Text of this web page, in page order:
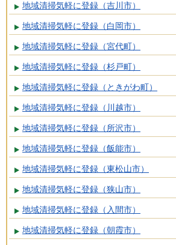
地域清掃気軽に登録（吉川市）
地域清掃気軽に登録（白岡市）
地域清掃気軽に登録（宮代町）
地域清掃気軽に登録（杉戸町）
地域清掃気軽に登録（ときがわ町）
地域清掃気軽に登録（川越市）
地域清掃気軽に登録（所沢市）
地域清掃気軽に登録（飯能市）
地域清掃気軽に登録（東松山市）
地域清掃気軽に登録（狭山市）
地域清掃気軽に登録（入間市）
地域清掃気軽に登録（朝霞市）